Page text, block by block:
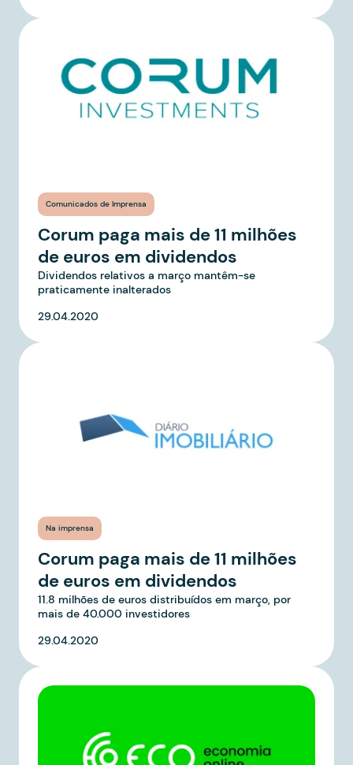
Comunicados de Imprensa
Corum paga mais de 11 milhões
de euros em dividendos
Dividendos relativos a março mantêm-se
praticamente inalterados
29.04.2020
Na imprensa
Corum paga mais de 11 milhões
de euros em dividendos
11.8 milhões de euros distribuídos em março, por
mais de 40.000 investidores
29.04.2020